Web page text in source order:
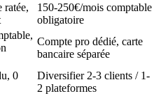
ratée,
150-250€/mois comptable
obligatoire
Compte pro dédié, carte
bancaire séparée
0
Diversifier 2-3 clients / 1-
2 plateformes